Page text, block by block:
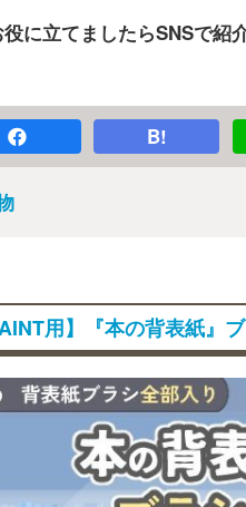
に立てましたらSNSで紹
B!
用】『本の背表紙』